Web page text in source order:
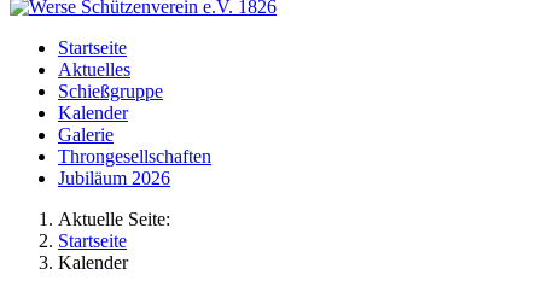
Startseite
Aktuelles
Schießgruppe
Kalender
Galerie
Throngesellschaften
Jubiläum 2026
Aktuelle Seite:
Startseite
Kalender